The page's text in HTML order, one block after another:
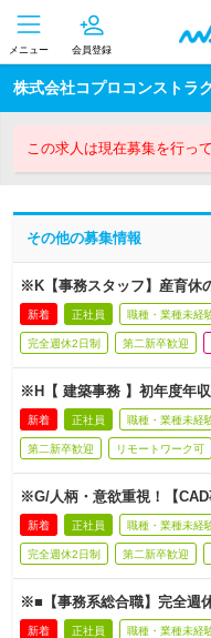
メニュー 会員登録
株式会社コプロコンストラ
この求人は現在募集を行っ
その他の募集情報
※K【事務スタッフ】産育休
新着 正社員 職種・業種未経
完全週休2日制 第二新卒歓迎
※H【 建築事務 】初年度年
新着 正社員 職種・業種未経
第二新卒歓迎 リモートワーク可
※G/人柄・意欲重視！【
新着 正社員 職種・業種未経
完全週休2日制 第二新卒歓迎
※■【事務系総合職】完全週
新着 正社員 職種・業種未経